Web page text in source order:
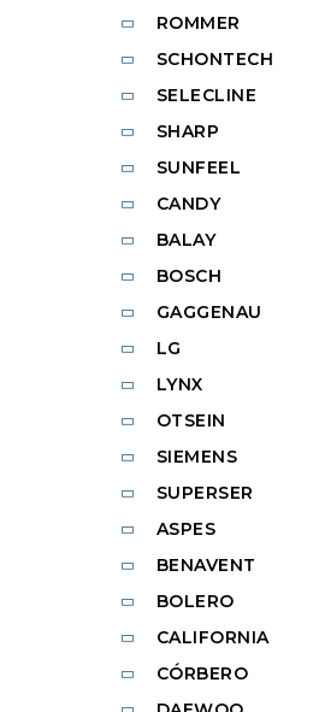
ROMMER
SCHONTECH
SELECLINE
SHARP
SUNFEEL
CANDY
BALAY
BOSCH
GAGGENAU
LG
LYNX
OTSEIN
SIEMENS
SUPERSER
ASPES
BENAVENT
BOLERO
CALIFORNIA
CÓRBERO